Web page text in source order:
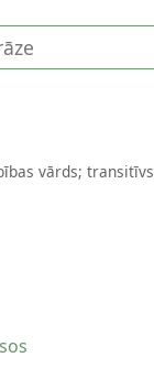
vārds; transitīvs